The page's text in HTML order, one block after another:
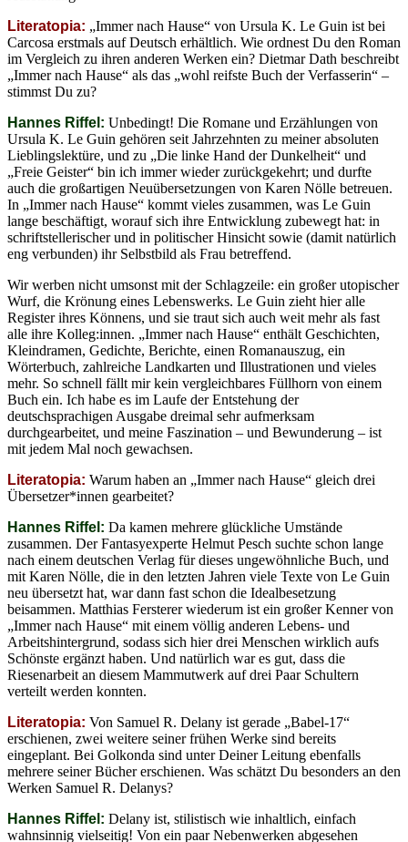
Literatopia: „Immer nach Hause“ von Ursula K. Le Guin ist bei
Carcosa erstmals auf Deutsch erhältlich. Wie ordnest Du den Roman
im Vergleich zu ihren anderen Werken ein? Dietmar Dath beschreibt
„Immer nach Hause“ als das „wohl reifste Buch der Verfasserin“ –
stimmst Du zu?
Hannes Riffel: Unbedingt! Die Romane und Erzählungen von
Ursula K. Le Guin gehören seit Jahrzehnten zu meiner absoluten
Lieblingslektüre, und zu „Die linke Hand der Dunkelheit“ und
„Freie Geister“ bin ich immer wieder zurückgekehrt; und durfte
auch die großartigen Neuübersetzungen von Karen Nölle betreuen.
In „Immer nach Hause“ kommt vieles zusammen, was Le Guin
lange beschäftigt, worauf sich ihre Entwicklung zubewegt hat: in
schriftstellerischer und in politischer Hinsicht sowie (damit natürlich
eng verbunden) ihr Selbstbild als Frau betreffend.
Wir werben nicht umsonst mit der Schlagzeile: ein großer utopischer
Wurf, die Krönung eines Lebenswerks. Le Guin zieht hier alle
Register ihres Könnens, und sie traut sich auch weit mehr als fast
alle ihre Kolleg:innen. „Immer nach Hause“ enthält Geschichten,
Kleindramen, Gedichte, Berichte, einen Romanauszug, ein
Wörterbuch, zahlreiche Landkarten und Illustrationen und vieles
mehr. So schnell fällt mir kein vergleichbares Füllhorn von einem
Buch ein. Ich habe es im Laufe der Entstehung der
deutschsprachigen Ausgabe dreimal sehr aufmerksam
durchgearbeitet, und meine Faszination – und Bewunderung – ist
mit jedem Mal noch gewachsen.
Literatopia: Warum haben an „Immer nach Hause“ gleich drei
Übersetzer*innen gearbeitet?
Hannes Riffel: Da kamen mehrere glückliche Umstände
zusammen. Der Fantasyexperte Helmut Pesch suchte schon lange
nach einem deutschen Verlag für dieses ungewöhnliche Buch, und
mit Karen Nölle, die in den letzten Jahren viele Texte von Le Guin
neu übersetzt hat, war dann fast schon die Idealbesetzung
beisammen. Matthias Fersterer wiederum ist ein großer Kenner von
„Immer nach Hause“ mit einem völlig anderen Lebens- und
Arbeitshintergrund, sodass sich hier drei Menschen wirklich aufs
Schönste ergänzt haben. Und natürlich war es gut, dass die
Riesenarbeit an diesem Mammutwerk auf drei Paar Schultern
verteilt werden konnten.
Literatopia: Von Samuel R. Delany ist gerade „Babel-17“
erschienen, zwei weitere seiner frühen Werke sind bereits
eingeplant. Bei Golkonda sind unter Deiner Leitung ebenfalls
mehrere seiner Bücher erschienen. Was schätzt Du besonders an den
Werken Samuel R. Delanys?
Hannes Riffel: Delany ist, stilistisch wie inhaltlich, einfach
wahnsinnig vielseitig! Von ein paar Nebenwerken abgesehen